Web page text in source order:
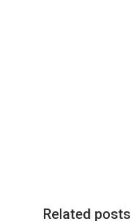
Related posts